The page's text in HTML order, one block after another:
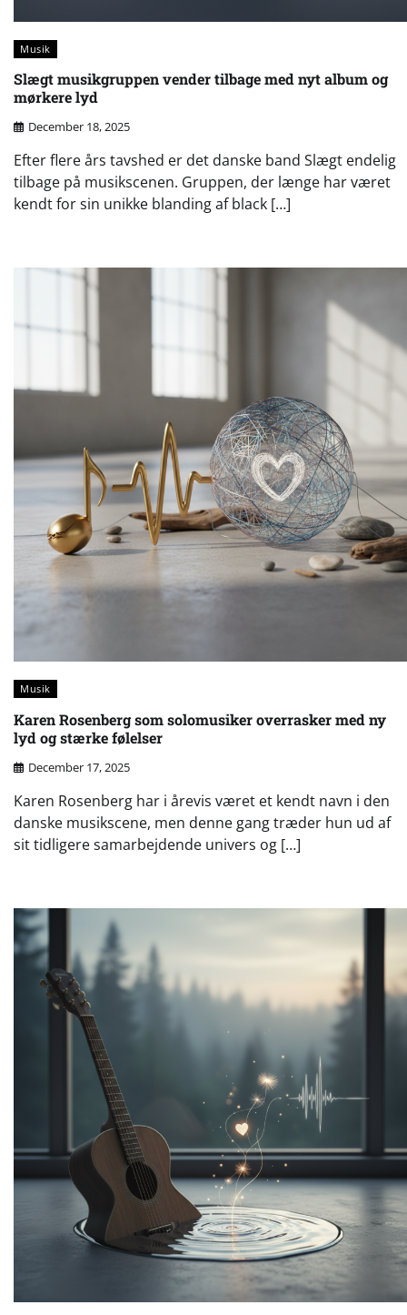
Musik
Slægt musikgruppen vender tilbage med nyt album og
mørkere lyd
December 18, 2025
Efter flere års tavshed er det danske band Slægt endelig
tilbage på musikscenen. Gruppen, der længe har været
kendt for sin unikke blanding af black […]
Musik
Karen Rosenberg som solomusiker overrasker med ny
lyd og stærke følelser
December 17, 2025
Karen Rosenberg har i årevis været et kendt navn i den
danske musikscene, men denne gang træder hun ud af
sit tidligere samarbejdende univers og […]